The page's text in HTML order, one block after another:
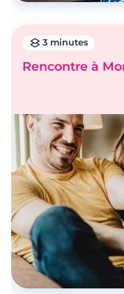
4 minutes
Rencontrez
3 minutes
Rencontre à